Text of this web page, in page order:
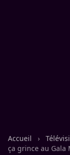
Accueil ›
ça grince au Gala